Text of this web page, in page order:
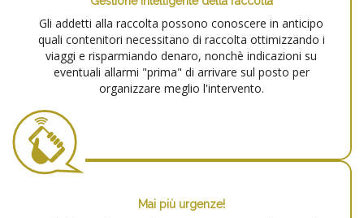
Gli addetti alla raccolta possono conoscere in anticipo
quali contenitori necessitano di raccolta ottimizzando i
viaggi e risparmiando denaro, nonchè indicazioni su
eventuali allarmi "prima" di arrivare sul posto per
organizzare meglio l'intervento.
Mai più urgenze!